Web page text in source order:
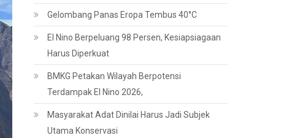
Gelombang Panas Eropa Tembus 40°C
El Nino Berpeluang 98 Persen, Kesiapsiagaan
Harus Diperkuat
BMKG Petakan Wilayah Berpotensi
Terdampak El Nino 2026,
Masyarakat Adat Dinilai Harus Jadi Subjek
Utama Konservasi